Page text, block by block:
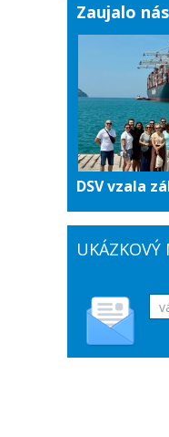
Zaujalo nás
DSV vzala
UKÁZKOVÝ